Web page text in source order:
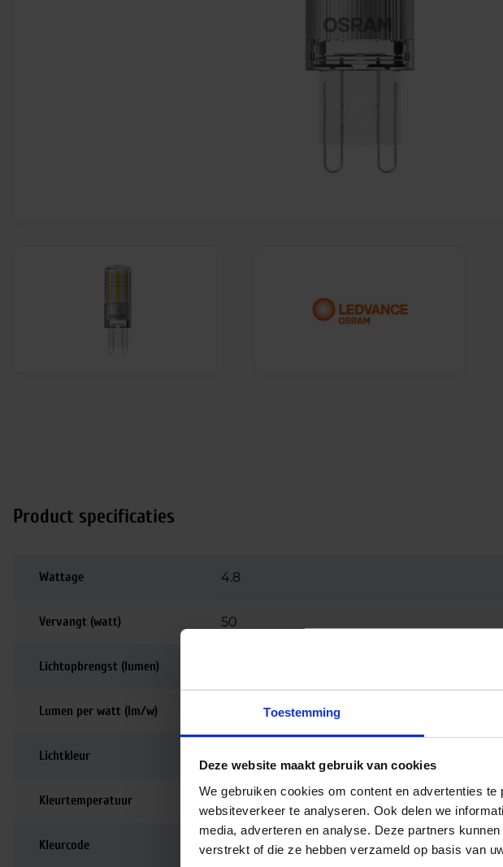
Toestemming
Deze website maakt gebruik van cookies
We gebruiken cookies om content en advertenties
websiteverkeer te analyseren. Ook delen we
media, adverteren en analyse. Deze partners
verstrekt of die ze hebben verzameld op basis van
Product specificaties
Wattage 4.8
Vervangt (watt) 50
Lichtopbrengst (lumen)
Lumen per watt (lm/w)
Lichtkleur
Kleurtemperatuur 2700K | Zeer warm wit
Kleurcode 827